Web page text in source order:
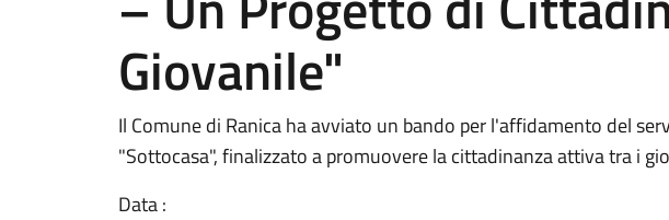
Giovanile"
Il Comune di Ranica ha avviato un bando per l'affidamento del
"Sottocasa", finalizzato a promuovere la cittadinanza attiva tra i
Data :